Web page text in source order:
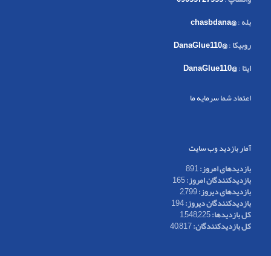
بله:
@chasbdana
روبیکا:
@DanaGlue110
ایتا:
@DanaGlue110
اعتماد شما سرمایه ما
آمار بازدید وب سایت
بازدیدهای امروز:891
بازدیدکنندگان امروز:165
بازدیدهای دیروز:2,799
بازدیدکنندگان دیروز:194
کل بازدیدها:1,548,225
کل بازدیدکنند‌گان:40,817